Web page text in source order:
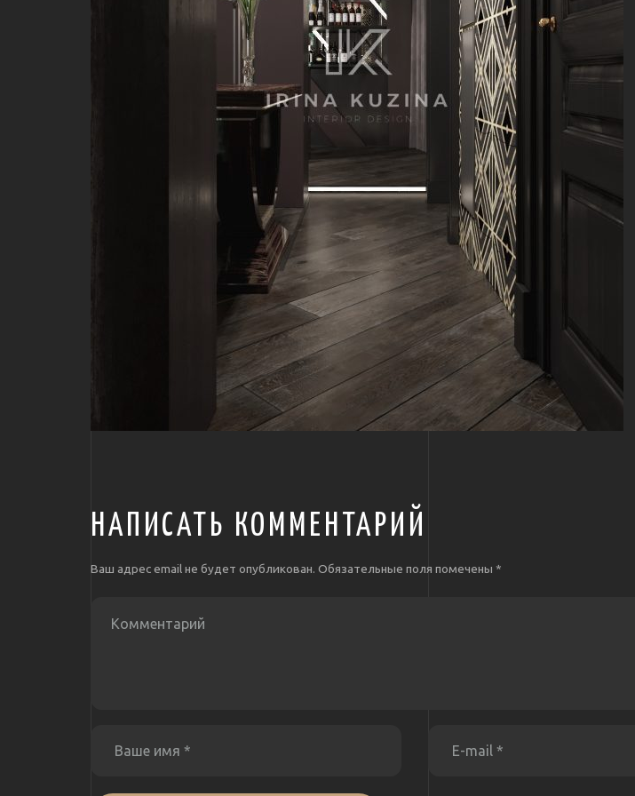
НАПИСАТЬ КОММЕНТАРИЙ
Ваш адрес email не будет опубликован. Обязательные поля помечены *